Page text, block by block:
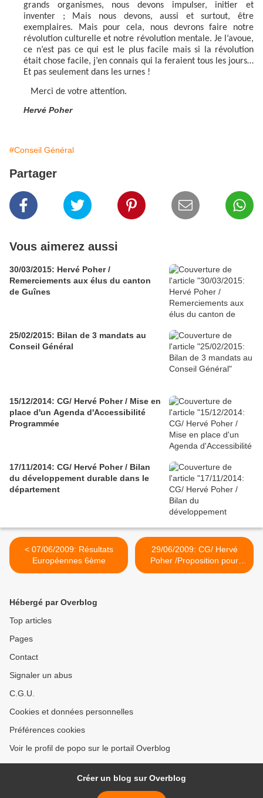
grands organismes, nous devons impulser, initier et
inventer ; Mais nous devons, aussi et surtout, être
exemplaires. Mais pour cela, nous devrons faire notre
révolution culturelle et notre révolution mentale. Je l’avoue,
ce n’est pas ce qui est le plus facile mais si la révolution
était chose facile, j’en connais qui la feraient tous les jours…
Et pas seulement dans les urnes !
Merci de votre attention.
Hervé Poher
#Conseil Général
Partager
Vous aimerez aussi
30/03/2015: Hervé Poher /
Remerciements aux élus du canton
de Guînes
25/02/2015: Bilan de 3 mandats au
Conseil Général
15/12/2014: CG/ Hervé Poher / Mise en
place d'un Agenda d'Accessibilité
Programmée
17/11/2014: CG/ Hervé Poher / Bilan
du développement durable dans le
département
< 07/06/2009: Résultats
Européennes 6ème
29/06/2009: CG/ Hervé
Poher /Proposition pour
monter une OGS Pays
Hébergé par Overblog
Top articles
Pages
Contact
Signaler un abus
C.G.U.
Cookies et données personnelles
Préférences cookies
Voir le profil de popo sur le portail Overblog
Créer un blog sur Overblog